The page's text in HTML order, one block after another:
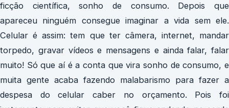
ficção científica, sonho de consumo. Depois que
apareceu ninguém consegue imaginar a vida sem ele.
Celular é assim: tem que ter câmera, internet, mandar
torpedo, gravar vídeos e mensagens e ainda falar, falar
muito! Só que aí é a conta que vira sonho de consumo, e
muita gente acaba fazendo malabarismo para fazer a
despesa do celular caber no orçamento. Pois foi